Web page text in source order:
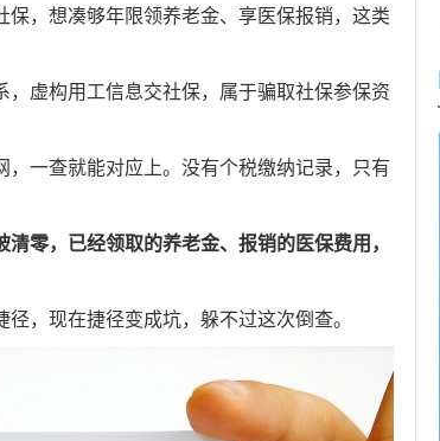
，想凑够年限领养老金、享医保报销，这类
虚构用工信息交社保，属于骗取社保参保资
一查就能对应上。没有个税缴纳记录，只有
零，已经领取的养老金、报销的医保费用，
，现在捷径变成坑，躲不过这次倒查。